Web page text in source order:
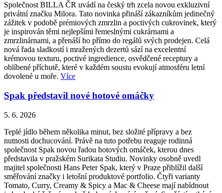
Společnost BILLA ČR uvádí na český trh zcela novou exkluzivní
privátní značku Milora. Tato novinka přináší zákazníkům jedinečný
zážitek v podobě prémiových zmrzlin a poctivých cukrovinek, který
je inspirován těmi nejlepšími řemeslnými cukrárnami a
zmrzlinárnami, a přenáší ho přímo do regálů svých prodejen. Celá
nová řada sladkostí i mražených dezertů sází na excelentní
krémovou texturu, poctivé ingredience, osvědčené receptury a
oblíbené příchutě, které v každém soustu evokují atmosféru letní
dovolené u moře. Více
Spak představil nové hotové omáčky
5. 6. 2026
Teplé jídlo během několika minut, bez složité přípravy a bez
nutnosti dochucování. Právě na tuto potřebu reaguje rodinná
společnost Spak novou řadou hotových omáček, kterou dnes
představila v pražském Surikata Studiu. Novinky osobně uvedl
majitel společnosti Hans Peter Spak, který v Praze přiblížil další
směřování značky i letošní produktové portfolio. Čtyři varianty
Tomato, Curry, Creamy & Spicy a Mac & Cheese mají nabídnout